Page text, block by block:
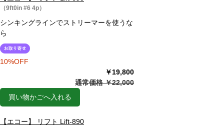
（9ft0in #6 4p）
シンキングラインでストリーマーを使うな
ら
10%OFF
￥19,800
通常価格 ￥22,000
買い物かごへ入れる
【エコー】 リフト Lift-890